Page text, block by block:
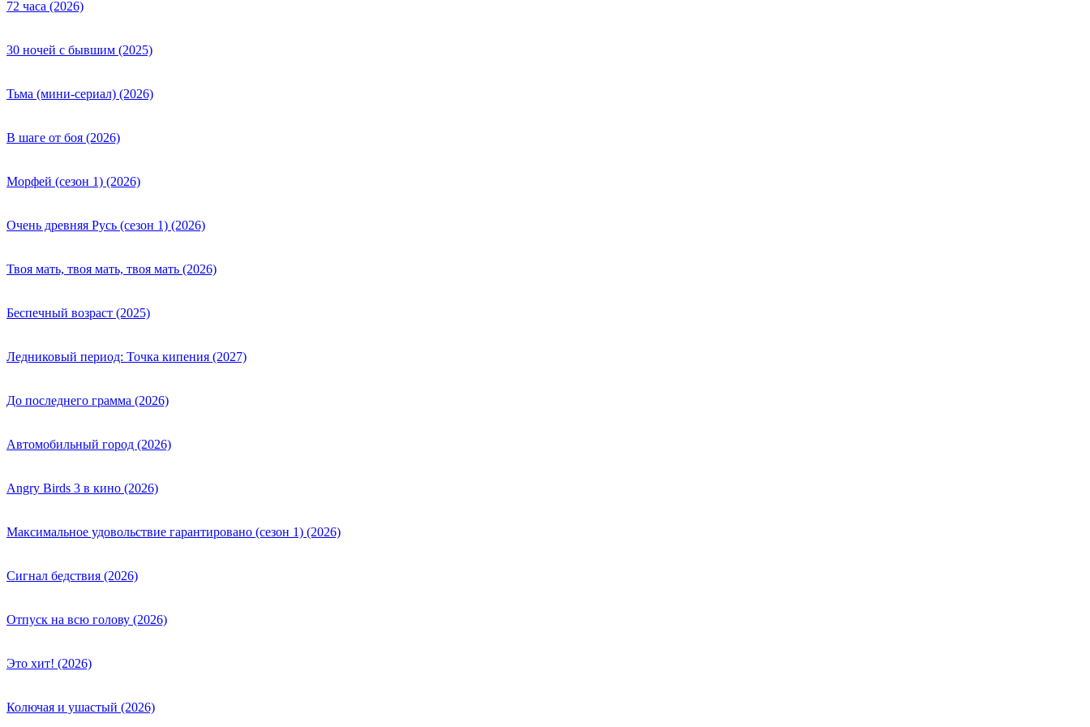
72 часа (2026)
30 ночей с бывшим (2025)
Тьма (мини-сериал) (2026)
В шаге от боя (2026)
Морфей (сезон 1) (2026)
Очень древняя Русь (сезон 1) (2026)
Твоя мать, твоя мать, твоя мать (2026)
Беспечный возраст (2025)
Ледниковый период: Точка кипения (2027)
До последнего грамма (2026)
Автомобильный город (2026)
Angry Birds 3 в кино (2026)
Максимальное удовольствие гарантировано (сезон 1) (2026)
Сигнал бедствия (2026)
Отпуск на всю голову (2026)
Это хит! (2026)
Колючая и ушастый (2026)